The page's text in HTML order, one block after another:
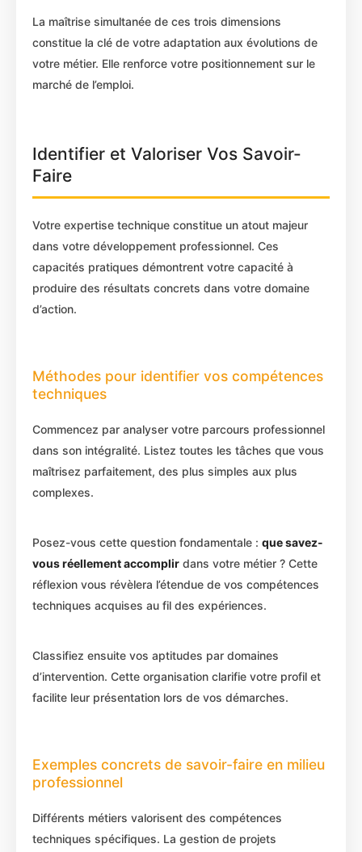
La maîtrise simultanée de ces trois dimensions
constitue la clé de votre adaptation aux évolutions de
votre métier. Elle renforce votre positionnement sur le
marché de l’emploi.
Identifier et Valoriser Vos Savoir-
Faire
Votre expertise technique constitue un atout majeur
dans votre développement professionnel. Ces
capacités pratiques démontrent votre capacité à
produire des résultats concrets dans votre domaine
d’action.
Méthodes pour identifier vos compétences
techniques
Commencez par analyser votre parcours professionnel
dans son intégralité. Listez toutes les tâches que vous
maîtrisez parfaitement, des plus simples aux plus
complexes.
Posez-vous cette question fondamentale : que savez-
vous réellement accomplir dans votre métier ? Cette
réflexion vous révèlera l’étendue de vos compétences
techniques acquises au fil des expériences.
Classifiez ensuite vos aptitudes par domaines
d’intervention. Cette organisation clarifie votre profil et
facilite leur présentation lors de vos démarches.
Exemples concrets de savoir-faire en milieu
professionnel
Différents métiers valorisent des compétences
techniques spécifiques. La gestion de projets